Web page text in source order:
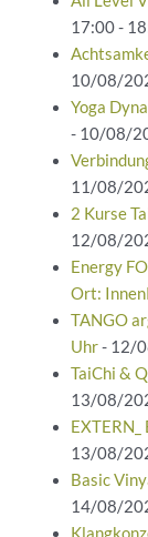
17:00 -
10/08/
Yoga
- 10/08/
11/08/
2 Kurse
12/08/
Energy
Ort:
TANGO
Uhr- 12/
TaiChi &
13/08/
13/08/
Basic
14/08/